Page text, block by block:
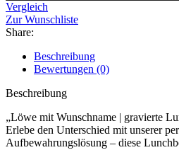
Vergleich
Zur Wunschliste
Share:
Beschreibung
Bewertungen (0)
Beschreibung
„Löwe mit Wunschname | gravierte
Erlebe den Unterschied mit unserer
Aufbewahrungslösung – diese